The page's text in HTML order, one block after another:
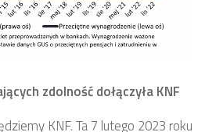
zdolność dołączyła KNF
KNF. Ta 7 lutego 2023 roku